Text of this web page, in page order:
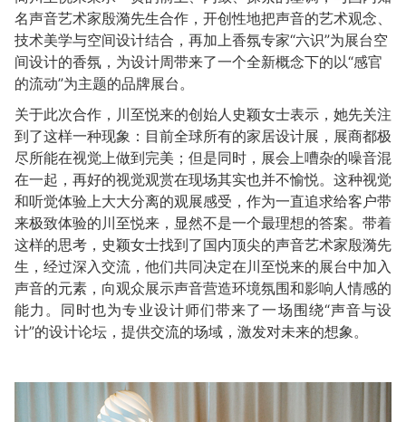
名声音艺术家殷漪先生合作，开创性地把声音的艺术观念、
技术美学与空间设计结合，再加上香氛专家“六识”为展台空
间设计的香氛，为设计周带来了一个全新概念下的以“感官
的流动”为主题的品牌展台。
关于此次合作，川至悦来的创始人史颖女士表示，她先关注
到了这样一种现象：目前全球所有的家居设计展，展商都极
尽所能在视觉上做到完美；但是同时，展会上嘈杂的噪音混
在一起，再好的视觉观赏在现场其实也并不愉悦。这种视觉
和听觉体验上大大分离的观展感受，作为一直追求给客户带
来极致体验的川至悦来，显然不是一个最理想的答案。带着
这样的思考，史颖女士找到了国内顶尖的声音艺术家殷漪先
生，经过深入交流，他们共同决定在川至悦来的展台中加入
声音的元素，向观众展示声音营造环境氛围和影响人情感的
能力。同时也为专业设计师们带来了一场围绕“声音与设
计”的设计论坛，提供交流的场域，激发对未来的想象。